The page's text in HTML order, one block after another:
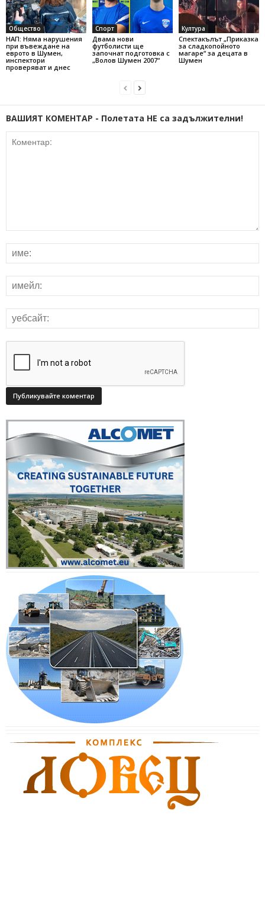
Общество
НАП: Няма нарушения
при въвеждане на
еврото в Шумен,
инспектори
проверяват и днес
Спорт
Двама нови
футболисти ще
започнат подготовка с
„Волов Шумен 2007“
Култура
Спектакълът „Приказка
за сладкопойното
магаре“ за децата в
Шумен
ВАШИЯТ КОМЕНТАР - Полетата НЕ са задължителни!